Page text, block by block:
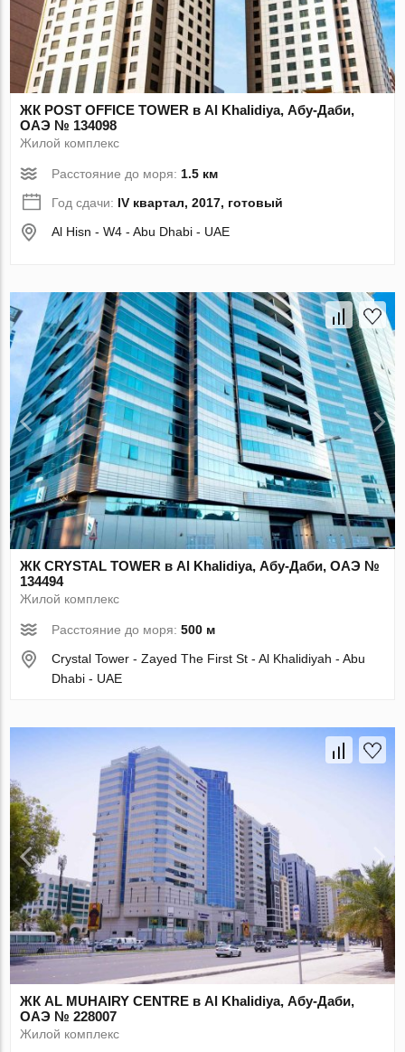
ЖК POST OFFICE TOWER в Al Khalidiya, Абу-Даби,
ОАЭ № 134098
Жилой комплекс
Расстояние до моря:1.5 км
Год сдачи: IV квартал, 2017, готовый
Al Hisn - W4 - Abu Dhabi - UAE
ЖК CRYSTAL TOWER в Al Khalidiya, Абу-Даби, ОАЭ №
134494
Жилой комплекс
Расстояние до моря:500 м
Crystal Tower - Zayed The First St - Al Khalidiyah - Abu
Dhabi - UAE
ЖК AL MUHAIRY CENTRE в Al Khalidiya, Абу-Даби,
ОАЭ № 228007
Жилой комплекс